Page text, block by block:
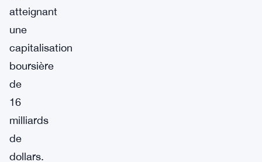
atteignant
une
capitalisation
boursière
de
16
milliards
de
dollars.